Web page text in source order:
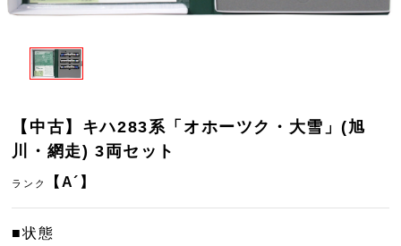
【中古】キハ283系「オホーツク・大雪」(旭
川・網走) 3両セット
ランク 【A´】
■状態